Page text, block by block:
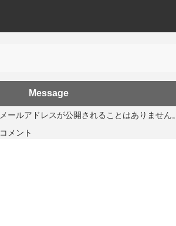
Message
メールアドレスが公開されることはありません。
コメント